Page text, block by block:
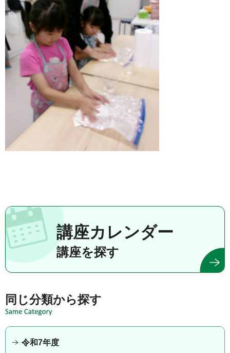
講座カレンダー
講座を探す
同じ分類から探す
令和7年度